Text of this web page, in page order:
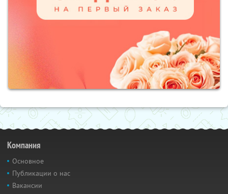
Компания
Основное
Публикации о нас
Вакансии